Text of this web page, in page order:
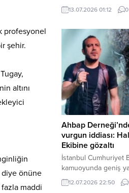
profesyonel
şehir.
altını
diye önüne
fazla maddi
çıkarıldıkları
cezaevine gönderildi.
tarafından yürütülen
soruşturma
alınan şüphelilerin
tamamlandı.
sorgularının
önlemleri altında
U.Y. ve...
13.07.2026 01:12 0
Ahbap
vurgun iddiası:
Ekibine gözaltı
İstanbul Cumhuriyet
kamuoyunda geniş
Ahbap Derneği’ne
soruşturma
12.07.2026 22:50